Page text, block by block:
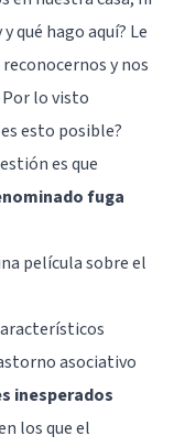
qué hago aquí? Le
y nos
lo visto
esto posible?
es que
fuga
película sobre el
asociativo
inesperados
los que el